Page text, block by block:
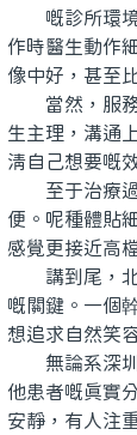
嘅診所環境
作時醫生動作
像中好，甚至
當然，服務
生主理，溝通
清自己想要嘅
至于治療過
便。呢種體貼
感覺更接近高
講到尾，北
嘅關鍵。一個
想追求自然笑
無論系深圳
他患者嘅真實
安靜，有人注